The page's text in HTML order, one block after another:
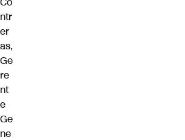
ntr
er
as,
Ge
re
nt
e
Ge
ne